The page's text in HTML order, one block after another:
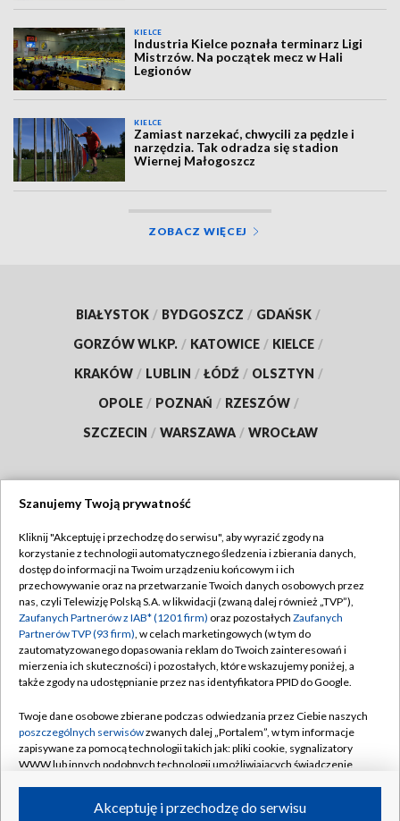
KIELCE
Industria Kielce poznała terminarz Ligi
Mistrzów. Na początek mecz w Hali
Legionów
KIELCE
Zamiast narzekać, chwycili za pędzle i
narzędzia. Tak odradza się stadion
Wiernej Małogoszcz
ZOBACZ WIĘCEJ
BIAŁYSTOK / BYDGOSZCZ / GDAŃSK /
GORZÓW WLKP. / KATOWICE / KIELCE /
KRAKÓW / LUBLIN / ŁÓDŹ / OLSZTYN /
OPOLE / POZNAŃ / RZESZÓW /
SZCZECIN / WARSZAWA / WROCŁAW
TVP
Abonament TVP
Emisja w TVP
Centrum informacji TVP
Naziemna Telewizja Cyfrowa
Rada Programowa
System NOS
Informacje o nadawcy
Program dla prasy
Regulamin TVP
Polityka prywatności
Moje zgody
Pomoc
Kontakt
Kanały
Szanujemy Twoją prywatność
Kliknij "Akceptuję i przechodzę do serwisu", aby wyrazić zgody na
korzystanie z technologii automatycznego śledzenia i zbierania danych,
dostęp do informacji na Twoim urządzeniu końcowym i ich
przechowywanie oraz na przetwarzanie Twoich danych osobowych przez
nas, czyli Telewizję Polską S.A. w likwidacji (zwaną dalej również „TVP”),
Zaufanych Partnerów z IAB* (1201 firm) oraz pozostałych Zaufanych
Partnerów TVP (93 firm), w celach marketingowych (w tym do
zautomatyzowanego dopasowania reklam do Twoich zainteresowań i
mierzenia ich skuteczności) i pozostałych, które wskazujemy poniżej, a
także zgody na udostępnianie przez nas identyfikatora PPID do Google.
Twoje dane osobowe zbierane podczas odwiedzania przez Ciebie naszych
poszczególnych serwisówzwanych dalej „Portalem”, w tym informacje
zapisywane za pomocą technologii takich jak: pliki cookie, sygnalizatory
WWW lub innych podobnych technologii umożliwiających świadczenie
ruchu w Internecie.Akceptuję i przechodzę do serwisu